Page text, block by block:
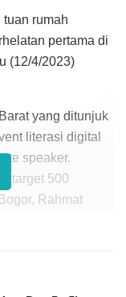
rumah
pertama di
(12/4/2023)
yang ditunjuk
literasi digital
speaker.
target 500
Rahmat
informasi